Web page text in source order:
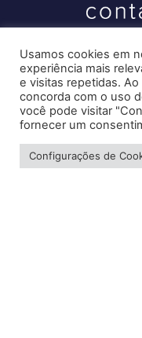
Gestão
Gestão
Usamos cookies em
experiência mais
e visitas repetidas. Ao
concorda com o uso
você pode visitar
fornecer um
Configurações de
Recomendado só
Saiba
que
sua
Um
Fintech Report,